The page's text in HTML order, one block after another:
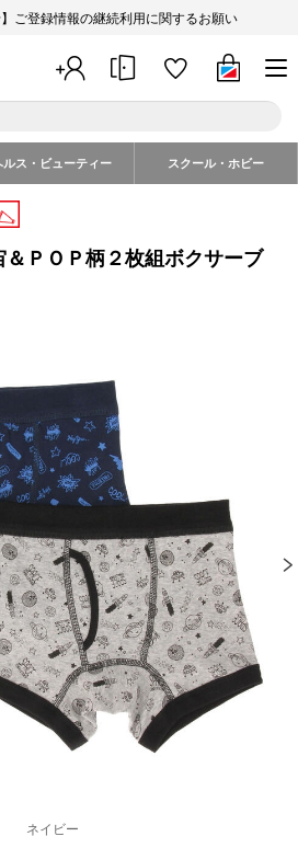
】ご登録情報の継続利用に関するお願い
ルス・ビューティー スクール・ホビー
ＰＯＰ柄２枚組ボクサーブ
ネイビー